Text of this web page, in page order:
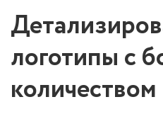
логотипы с